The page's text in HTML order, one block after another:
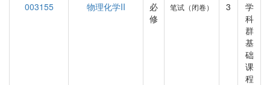
003155
物理化学II
必
修
笔试（闭卷） 3
学
科
群
基
础
课
程